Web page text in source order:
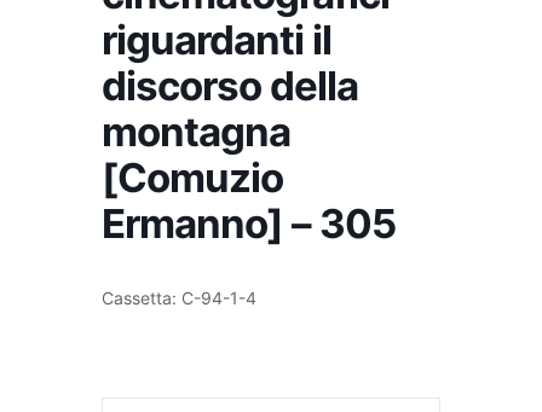
riguardanti il
discorso della
montagna
[Comuzio
Ermanno] – 305
Cassetta: C-94-1-4